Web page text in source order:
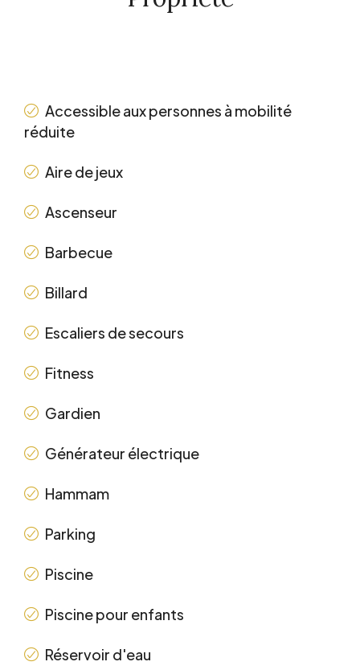
Accessible aux personnes à mobilité
réduite
Aire de jeux
Ascenseur
Barbecue
Billard
Escaliers de secours
Fitness
Gardien
Générateur électrique
Hammam
Parking
Piscine
Piscine pour enfants
Réservoir d'eau